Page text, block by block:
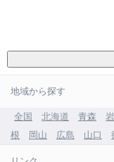
地域から探す
全国 北海道 青森
根
岡山 広島 山口